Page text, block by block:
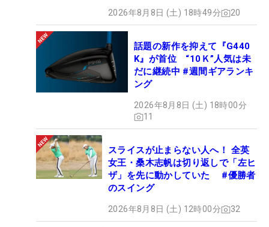
2026年8月8日 (土) 18時49分 20
話題の新作を抑えて『G440
K』が首位 “10Ｋ”人気は未
だに継続中 #週間ギアランキ
ング
2026年8月8日 (土) 18時00分
11
スライスが止まらない人へ！ 全英
女王・桑木志帆は切り返しで「左ヒ
ザ」を先に動かしていた #優勝者
のスイング
2026年8月8日 (土) 12時00分 32